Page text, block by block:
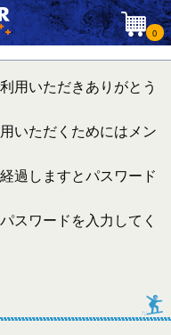
0
用いただきありがとう
いただくためにはメン
過しますとパスワード
スワードを入力してく